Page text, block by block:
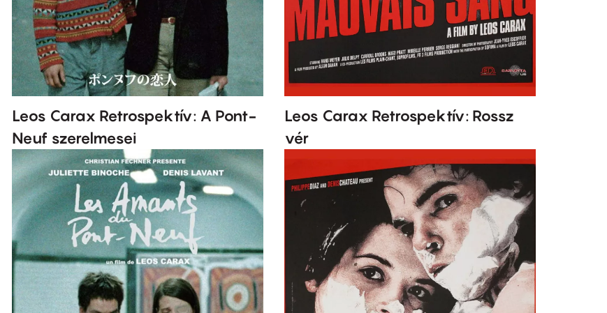
Leos Carax Retrospektív: A Pont-
Neuf szerelmesei
Leos Carax Retrospektív: Rossz
vér